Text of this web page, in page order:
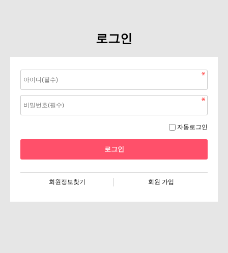
로그인
자동로그인
회원정보찾기 회원 가입